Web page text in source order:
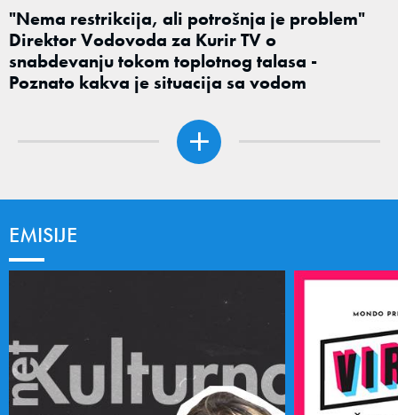
"Nema restrikcija, ali potrošnja je problem"
Direktor Vodovoda za Kurir TV o
snabdevanju tokom toplotnog talasa -
Poznato kakva je situacija sa vodom
EMISIJE